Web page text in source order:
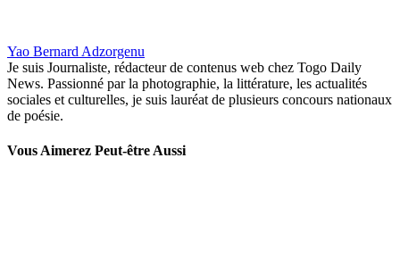
Yao Bernard Adzorgenu
Je suis Journaliste, rédacteur de contenus web chez Togo Daily
News. Passionné par la photographie, la littérature, les actualités
sociales et culturelles, je suis lauréat de plusieurs concours nationaux
de poésie.
Vous Aimerez Peut-être Aussi